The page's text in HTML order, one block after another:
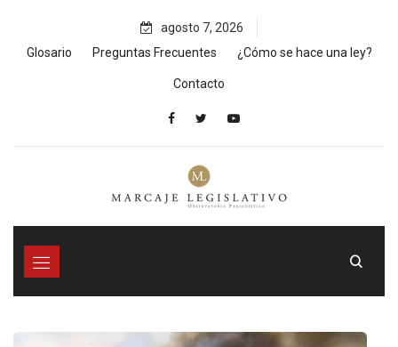
content
agosto 7, 2026
Glosario
Preguntas Frecuentes ¿Cómo se hace una ley?
Contacto